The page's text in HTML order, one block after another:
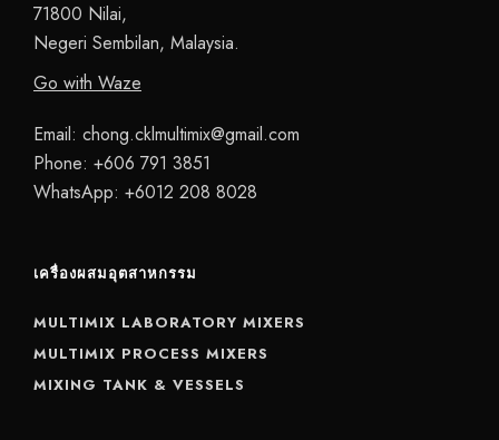
71800 Nilai,
Negeri Sembilan, Malaysia.
Go with Waze
Email: chong.cklmultimix@gmail.com
Phone: +606 791 3851
WhatsApp: +6012 208 8028
เครื่องผสมอุตสาหกรรม
MULTIMIX LABORATORY MIXERS
MULTIMIX PROCESS MIXERS
MIXING TANK & VESSELS